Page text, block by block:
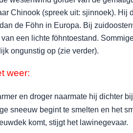
Chinook (spreek uit: sjinnoek). Hij
de Föhn in Europa. Bij
een lichte föhntoestand.
ongunstig op (zie verder).
weer:
en droger naarmate hij dichter
sneeuw begint te smelten en het
komt, stijgt het lawinegevaar.